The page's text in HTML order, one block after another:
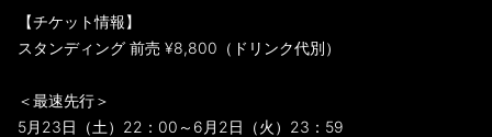
【チケット情報】
スタンディング 前売 ¥8,800（ドリンク代別）
＜最速先行＞
5月23日（土）22：00～6月2日（火）23：59